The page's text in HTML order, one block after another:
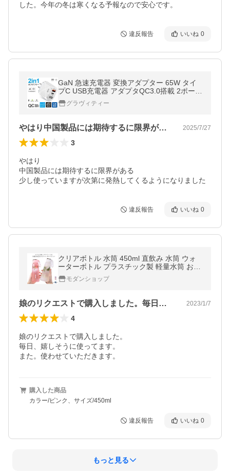
した。今年の冬は寒くなる予報なので安心です。
違反報告 いいね 0
GaN 急速充電器 変換アダプター 65W タイ
プC USB充電器 アダプタQC3.0搭載 2ポート
（PD+QC3.0）PSE認証済 窒化ガリウム AC
アダプター iPhone/Android 対応
グラヴィティー
やはり中国製品には期待するに限界がある… 2025/7/27
3
やはり
中国製品には期待するに限界がある
少し使っていますが次第に発熱してくるようになりました
違反報告 いいね 0
クリアボトル 水筒 450ml 直飲み 水筒 ウォ
ーターボトル プラスチック製 軽量水筒 おし
ゃれ マイボトル カラーボトル ボトル
モダンショップ
娘のリクエストで購入しました。毎日、嬉… 2023/1/7
4
娘のリクエストで購入しました。
毎日、嬉しそうに使ってます。
また。使わせていただきます。
購入した商品
カラー/ピンク、サイズ/450ml
違反報告 いいね 0
もっと見る